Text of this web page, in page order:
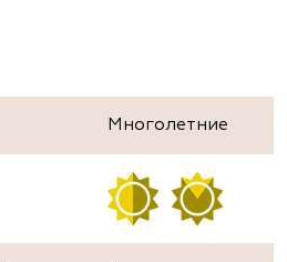
Многолетние